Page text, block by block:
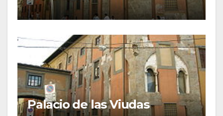
Palacio de las Viudas